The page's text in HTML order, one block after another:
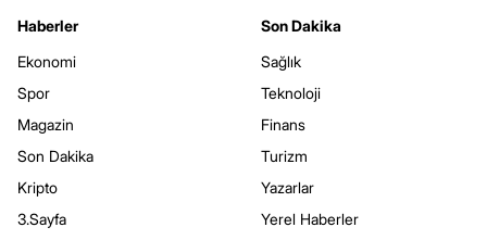
Haberler
Ekonomi
Spor
Magazin
Son Dakika
Kripto
3.Sayfa
Son Dakika
Sağlık
Teknoloji
Finans
Turizm
Yazarlar
Yerel Haberler